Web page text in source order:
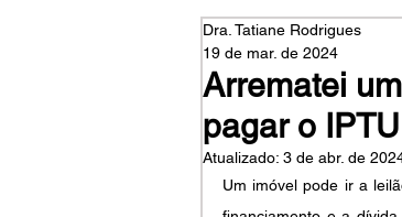
Arrematei
pagar o
Dra. Tatiane Rodrigues
19 de mar. de 2024
Atualizado: 3 de abr. de
Um imóvel pode ir a